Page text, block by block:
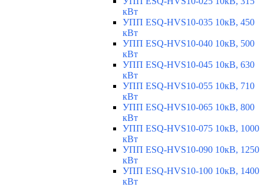
кВт
УПП ESQ-HVS10-035 10кВ, 450
кВт
УПП ESQ-HVS10-040 10кВ, 500
кВт
УПП ESQ-HVS10-045 10кВ, 630
кВт
УПП ESQ-HVS10-055 10кВ, 710
кВт
УПП ESQ-HVS10-065 10кВ, 800
кВт
УПП ESQ-HVS10-075 10кВ, 1000
кВт
УПП ESQ-HVS10-090 10кВ, 1250
кВт
УПП ESQ-HVS10-100 10кВ, 1400
кВт